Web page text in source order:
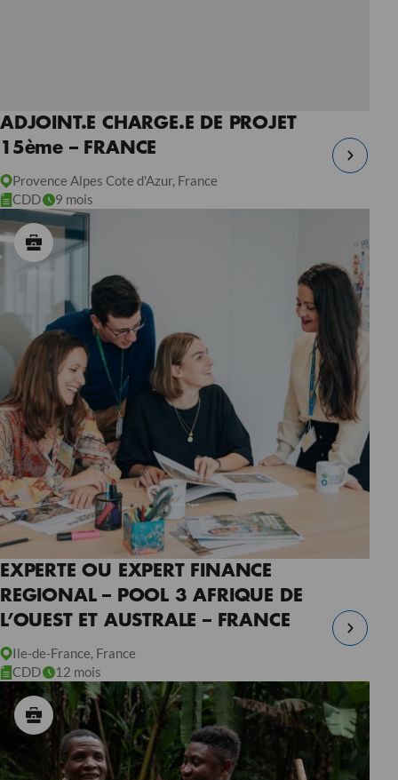
ADJOINT.E CHARGE.E DE PROJET
15ème – FRANCE
Provence Alpes Cote d'Azur, France
CDD
9 mois
EXPERTE OU EXPERT FINANCE
REGIONAL – POOL 3 AFRIQUE DE
L’OUEST ET AUSTRALE – FRANCE
Ile-de-France, France
CDD
12 mois